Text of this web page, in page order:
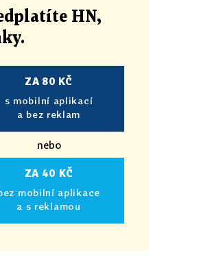
HN,
.
ZA 80 KČ
s mobilní aplikací
a bez reklam
nebo
ZA 40 KČ
mobilní aplikace
a s reklamou